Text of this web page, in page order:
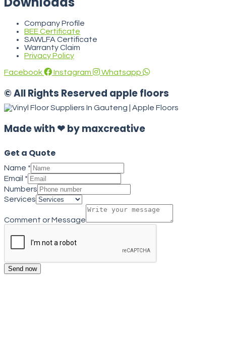
Company Profile
BEE Certificate
SAWLFA Certificate
Warranty Claim
Privacy Policy
Facebook Instagram Whatsapp
© All Rights Reserved apple floors
Made with ❤ by maxcreative
Get a Quote
Name *
Email *
Numbers
Services
Comment or Message
Send now